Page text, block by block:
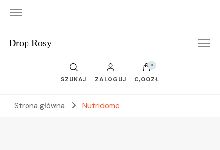
Drop Rosy
SZUKAJ ZALOGUJ
0
0,00ZŁ
Strona główna Nutridome